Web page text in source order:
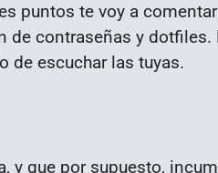
puntos te voy a
contraseñas y dotfiles.
de escuchar las tuyas.
y que por supuesto,